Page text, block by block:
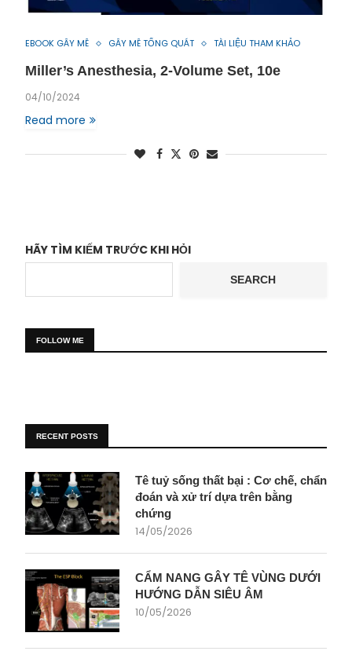
EBOOK GÂY MÊ GÂY MÊ TỔNG QUÁT TÀI LIỆU THAM KHẢO
Miller’s Anesthesia, 2-Volume Set, 10e
04/10/2024
Read more
HÃY TÌM KIẾM TRƯỚC KHI HỎI
SEARCH
FOLLOW ME
RECENT POSTS
Tê tuỷ sống thất bại : Cơ chế, chẩn
đoán và xử trí dựa trên bằng
chứng
14/05/2026
CẨM NANG GÂY TÊ VÙNG DƯỚI
HƯỚNG DẪN SIÊU ÂM
10/05/2026